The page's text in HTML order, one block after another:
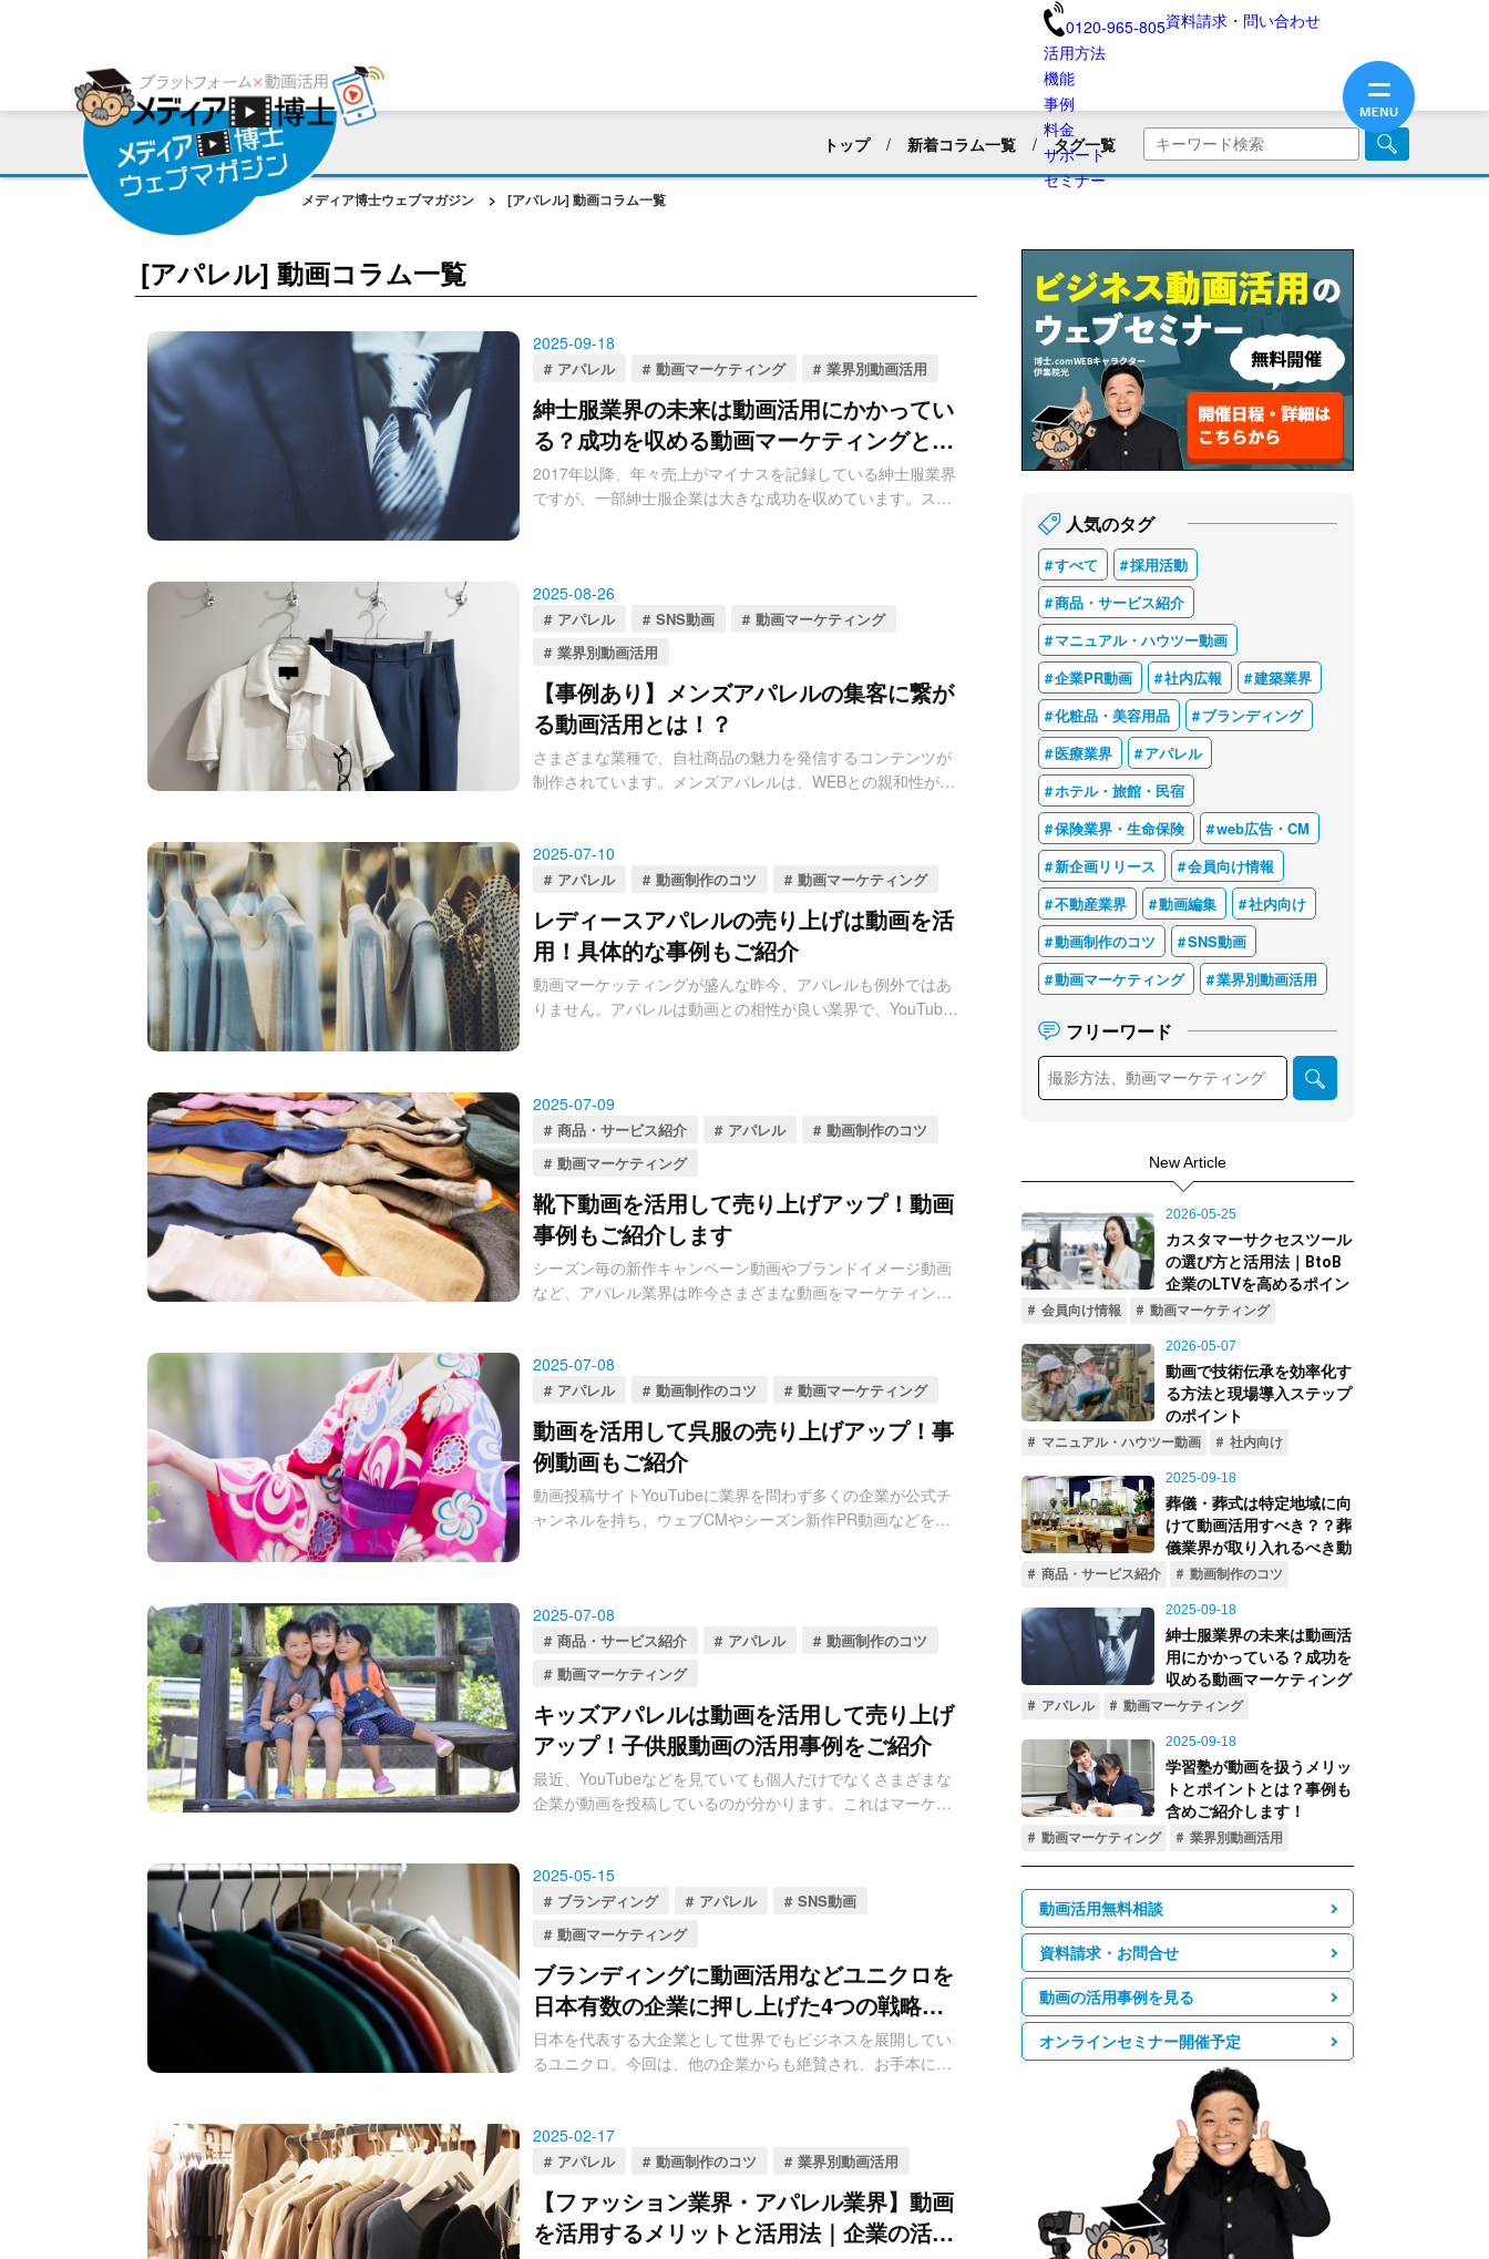
0120-965-805資料請求・問い合わせ
活用方法
機能
ットフォーム
編集ツール
事例
用会社様の声
ラットフォーム事例
料金
サポート
ンサルティング・サポート
役立ち資料
セミナー
トップ 新着コラム一覧 タグ一覧
すべて 採用活動
商品・サービス紹介
ブランディング
ホテル・旅館・民宿
保険業界・生命保険
新企画リリース 会員向け情報
不動産業界
動画編集
社内向け 動画制作のコツ
SNS動画
動画マーケティング
業界別動画活用
メディア博士ウェブマガジン > [アパレル] 動画コラム一覧
[アパレル] 動画コラム一覧
2025-09-18
アパレル 動画マーケティング 業界別動画活用
紳士服業界の未来は動画活用にかかってい
る？成功を収める動画マーケティングと
は？
2017年以降、年々売上がマイナスを記録している紳士服業界
ですが、一部紳士服企業は大きな成功を収めています。スー
のようなマーケティングをすべきかについて紐解いていきた
いと思います。
2025-08-26
アパレル SNS動画
動画マーケティング
業界別動画活用
【事例あり】メンズアパレルの集客に繋が
る動画活用とは！？
さまざまな業種で、自社商品の魅力を発信するコンテンツが
制作されています。メンズアパレルは、WEBとの親和性が高
本記事では、メンズアパレルの動画活用をする際に、どのよ
うなことに注意をすべきか解説をします。メンズアパレルの
広報担当の方で、動画コンテンツ制作を検討している方は、
参考にしてください。
2025-07-10
アパレル 動画制作のコツ 動画マーケティング
レディースアパレルの売り上げは動画を活
用！具体的な事例もご紹介
動画マーケッティングが盛んな昨今、アパレルも例外ではあ
りません。アパレルは動画との相性が良い業界で、YouTube
2025-07-09
商品・サービス紹介 アパレル
動画制作のコツ
動画マーケティング
靴下動画を活用して売り上げアップ！動画
事例もご紹介します
シーズン毎の新作キャンペーン動画やブランドイメージ動画
など、アパレル業界は昨今さまざまな動画をマーケティング
紹介します。
2025-07-08
アパレル 動画制作のコツ 動画マーケティング
動画を活用して呉服の売り上げアップ！事
例動画もご紹介
動画投稿サイトYouTubeに業界を問わず多くの企業が公式チ
ャンネルを持ち、ウェブCMやシーズン新作PR動画などを公
参考にしてほしい呉服に関する動画をご紹介します。
2025-07-08
商品・サービス紹介 アパレル
動画制作のコツ
動画マーケティング
キッズアパレルは動画を活用して売り上げ
アップ！子供服動画の活用事例をご紹介
最近、YouTubeなどを見ていても個人だけでなくさまざまな
企業が動画を投稿しているのが分かります。これはマーケテ
2025-05-15
ブランディング アパレル
SNS動画
動画マーケティング
ブランディングに動画活用などユニクロを
日本有数の企業に押し上げた4つの戦略と
は？
日本を代表する大企業として世界でもビジネスを展開してい
るユニクロ。今回は、他の企業からも絶賛され、お手本にさ
2025-02-17
アパレル 動画制作のコツ 業界別動画活用
【ファッション業界・アパレル業界】動画
を活用するメリットと活用法｜企業の活用
人気のタグ
すべて
採用活動
商品・サービス紹介
マニュアル・ハウツー動画
企業PR動画
社内広報
建築業界
化粧品・美容用品
ブランディング
医療業界
アパレル
ホテル・旅館・民宿
保険業界・生命保険
web広告・CM
新企画リリース
会員向け情報
不動産業界
動画編集
社内向け
動画制作のコツ
SNS動画
動画マーケティング
業界別動画活用
フリーワード
New Article
動画活用無料相談
資料請求・お問合せ
動画の活用事例を見る
オンラインセミナー開催予定